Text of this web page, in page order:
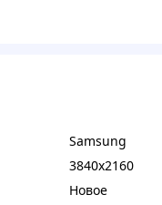
Samsung
3840x2160
Новое